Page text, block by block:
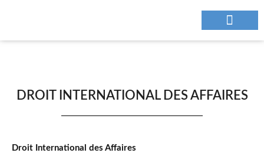
DROIT INTERNATIONAL DES AFFAIRES
Droit International des Affaires